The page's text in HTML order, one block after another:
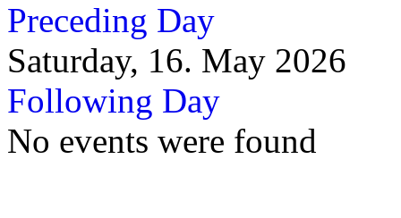
Preceding Day
Saturday, 16. May 2026
Following Day
No events were found